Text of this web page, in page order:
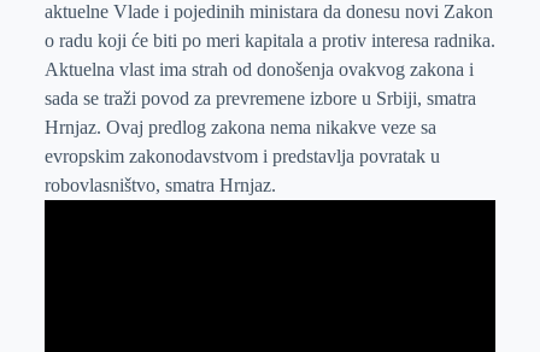
p
laktuelne Vlade i pojedinih ministara da donesu novi Zakon
o radu koji će biti po meri kapitala a protiv interesa radnika.
Aktuelna vlast ima strah od donošenja ovakvog zakona i
sada se traži povod za prevremene izbore u Srbiji, smatra
Hrnjaz. Ovaj predlog zakona nema nikakve veze sa
evropskim zakonodavstvom i predstavlja povratak u
robovlasništvo, smatra Hrnjaz.